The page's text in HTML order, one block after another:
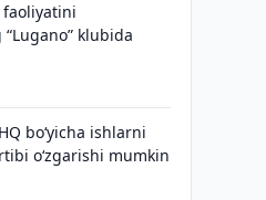
faoliyatini
klubida
bo‘yicha ishlarni
o‘zgarishi mumkin